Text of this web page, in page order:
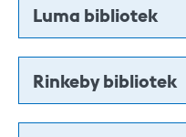
Luma bibliotek
Rinkeby bibliotek